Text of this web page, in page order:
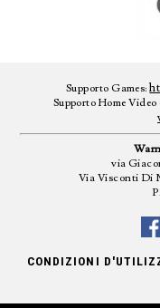
Supporto Games:
Supporto Home
via
Via Visconti Di
CONDIZIONI